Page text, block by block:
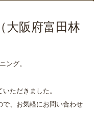
阪府富田林
ング。
ただきました。
で、お気軽にお問い合わせ